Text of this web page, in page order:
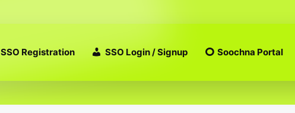
SSO Registration SSO Login / Signup Soochna Portal